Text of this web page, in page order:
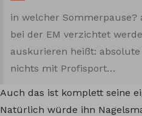
in welcher Sommerpause?
bei der EM verzichtet
auskurieren heißt:
nichts mit Profisport…
Auch das ist komplett seine
Natürlich würde ihn